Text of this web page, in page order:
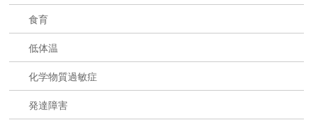
食育
低体温
化学物質過敏症
発達障害